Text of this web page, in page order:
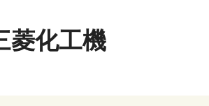
菱化工機